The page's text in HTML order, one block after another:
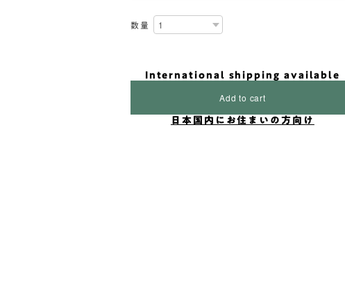
数量
International shipping available
Add to cart
日本国内にお住まいの方向け